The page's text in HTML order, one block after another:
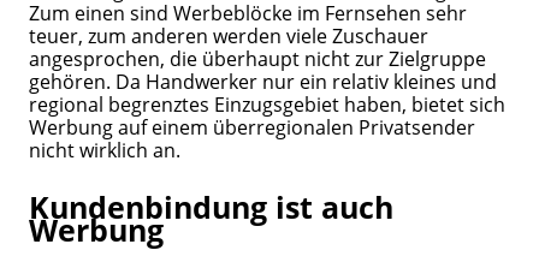
Zum einen sind Werbeblöcke im Fernsehen sehr
teuer, zum anderen werden viele Zuschauer
angesprochen, die überhaupt nicht zur Zielgruppe
gehören. Da Handwerker nur ein relativ kleines und
regional begrenztes Einzugsgebiet haben, bietet sich
Werbung auf einem überregionalen Privatsender
nicht wirklich an.
Kundenbindung ist auch
Werbung